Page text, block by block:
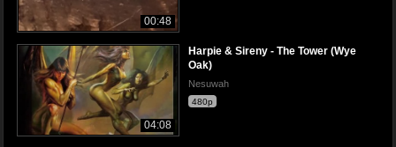
00:48
04:08
Harpie & Sireny - The Tower (Wye
Oak)
Nesuwah
480p